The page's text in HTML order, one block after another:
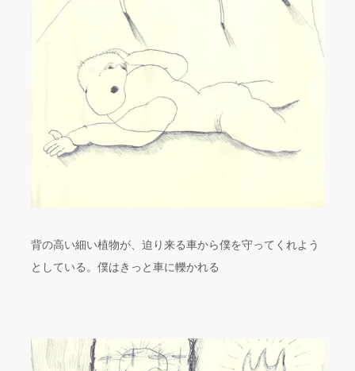
背の高い細い植物が、迫り来る車から僕を守ってくれよう
としている。僕はきっと車に轢かれる